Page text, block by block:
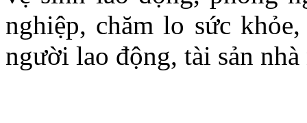
nghiệp, chăm lo sức
người lao động, tài sản